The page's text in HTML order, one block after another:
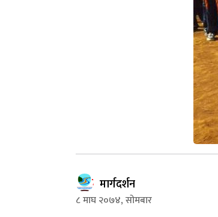
मार्गदर्शन
८ माघ २०७४, सोमबार